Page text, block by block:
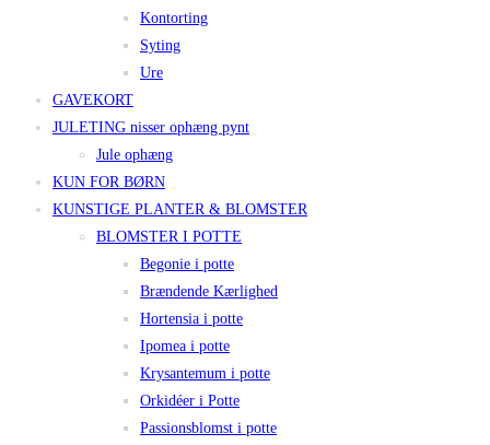
Kontorting
Syting
Ure
GAVEKORT
JULETING nisser ophæng pynt
Jule ophæng
KUN FOR BØRN
KUNSTIGE PLANTER & BLOMSTER
BLOMSTER I POTTE
Begonie i potte
Brændende Kærlighed
Hortensia i potte
Ipomea i potte
Krysantemum i potte
Orkidéer i Potte
Passionsblomst i potte